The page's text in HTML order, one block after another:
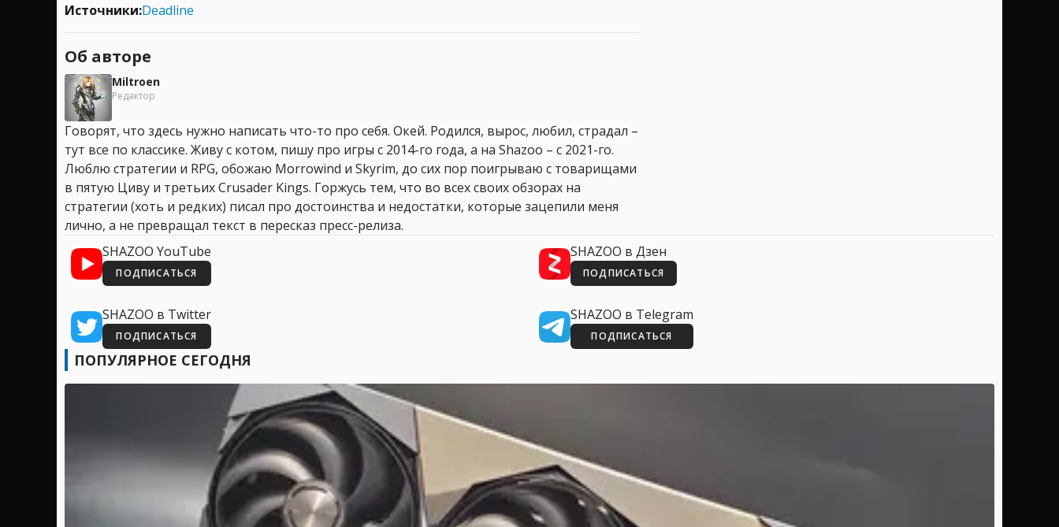
Источники:Deadline
Об авторе
Miltroen
Редактор
Говорят, что здесь нужно написать что-то про себя. Окей. Родился, вырос, любил, страдал –
тут все по классике. Живу с котом, пишу про игры с 2014-го года, а на Shazoo – с 2021-го.
Люблю стратегии и RPG, обожаю Morrowind и Skyrim, до сих пор поигрываю с товарищами
в пятую Циву и третьих Crusader Kings. Горжусь тем, что во всех своих обзорах на
стратегии (хоть и редких) писал про достоинства и недостатки, которые зацепили меня
лично, а не превращал текст в пересказ пресс-релиза.
SHAZOO YouTube
ПОДПИСАТЬСЯ
SHAZOO в Дзен
ПОДПИСАТЬСЯ
SHAZOO в Twitter
ПОДПИСАТЬСЯ
SHAZOO в Telegram
ПОДПИСАТЬСЯ
ПОПУЛЯРНОЕ СЕГОДНЯ